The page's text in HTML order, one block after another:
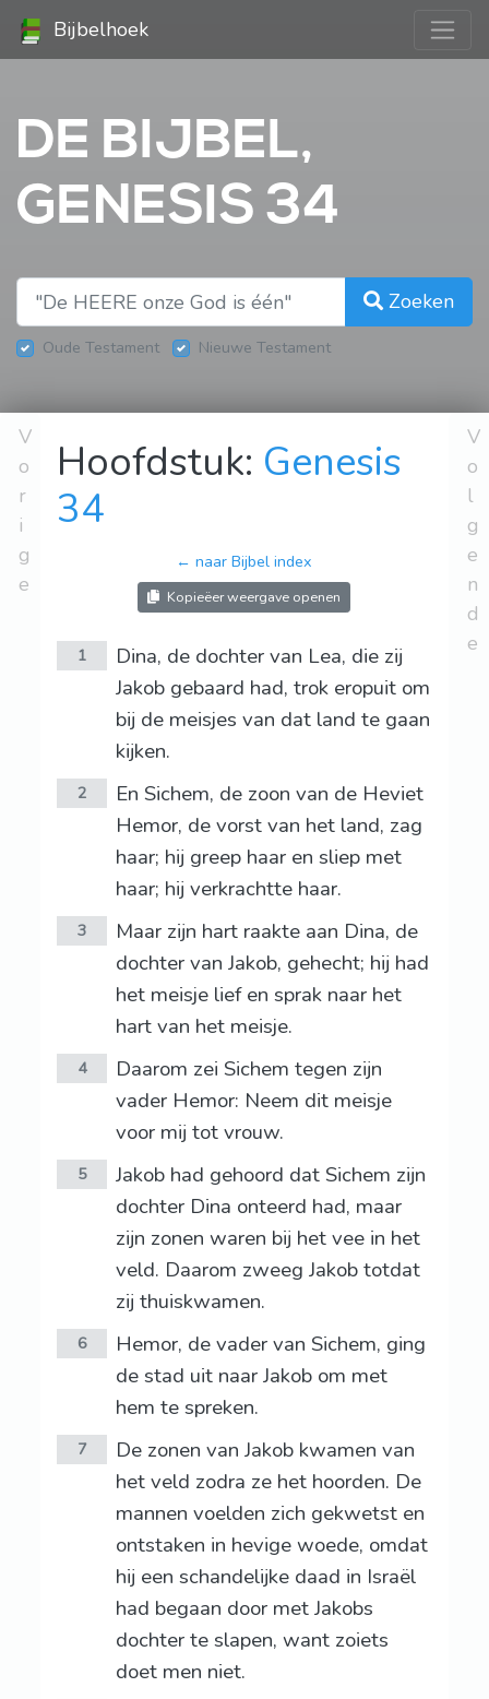
Bijbelhoek
DE BIJBEL,
GENESIS 34
Zoeken
Oude Testament Nieuwe Testament
V
o
r
i
g
e
Hoofdstuk: Genesis
34
← naar Bijbel index
Kopieëer weergave openen
1
Dina, de dochter van Lea, die zij
Jakob gebaard had, trok eropuit om
bij de meisjes van dat land te gaan
kijken.
2
En Sichem, de zoon van de Heviet
Hemor, de vorst van het land, zag
haar; hij greep haar en sliep met
haar; hij verkrachtte haar.
3
Maar zijn hart raakte aan Dina, de
dochter van Jakob, gehecht; hij had
het meisje lief en sprak naar het
hart van het meisje.
4
Daarom zei Sichem tegen zijn
vader Hemor: Neem dit meisje
voor mij tot vrouw.
5
Jakob had gehoord dat Sichem zijn
dochter Dina onteerd had, maar
zijn zonen waren bij het vee in het
veld. Daarom zweeg Jakob totdat
zij thuiskwamen.
6
Hemor, de vader van Sichem, ging
de stad uit naar Jakob om met
hem te spreken.
7
De zonen van Jakob kwamen van
het veld zodra ze het hoorden. De
mannen voelden zich gekwetst en
ontstaken in hevige woede, omdat
hij een schandelijke daad in Israël
had begaan door met Jakobs
dochter te slapen, want zoiets
doet men niet.
V
o
l
g
e
n
d
e